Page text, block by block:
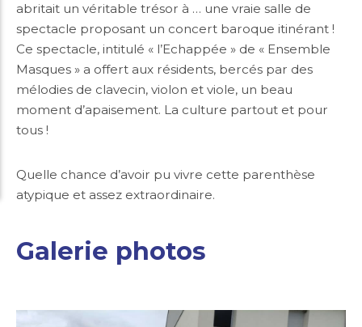
abritait un véritable trésor à … une vraie salle de
spectacle proposant un concert baroque itinérant !
Ce spectacle, intitulé « l’Echappée » de « Ensemble
Masques » a offert aux résidents, bercés par des
mélodies de clavecin, violon et viole, un beau
moment d’apaisement. La culture partout et pour
tous !
Quelle chance d’avoir pu vivre cette parenthèse
atypique et assez extraordinaire.
Galerie photos